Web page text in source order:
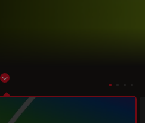
Show subnavigation